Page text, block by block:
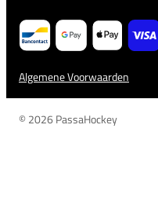
Algemene Voorwaarden
© 2026 PassaHockey